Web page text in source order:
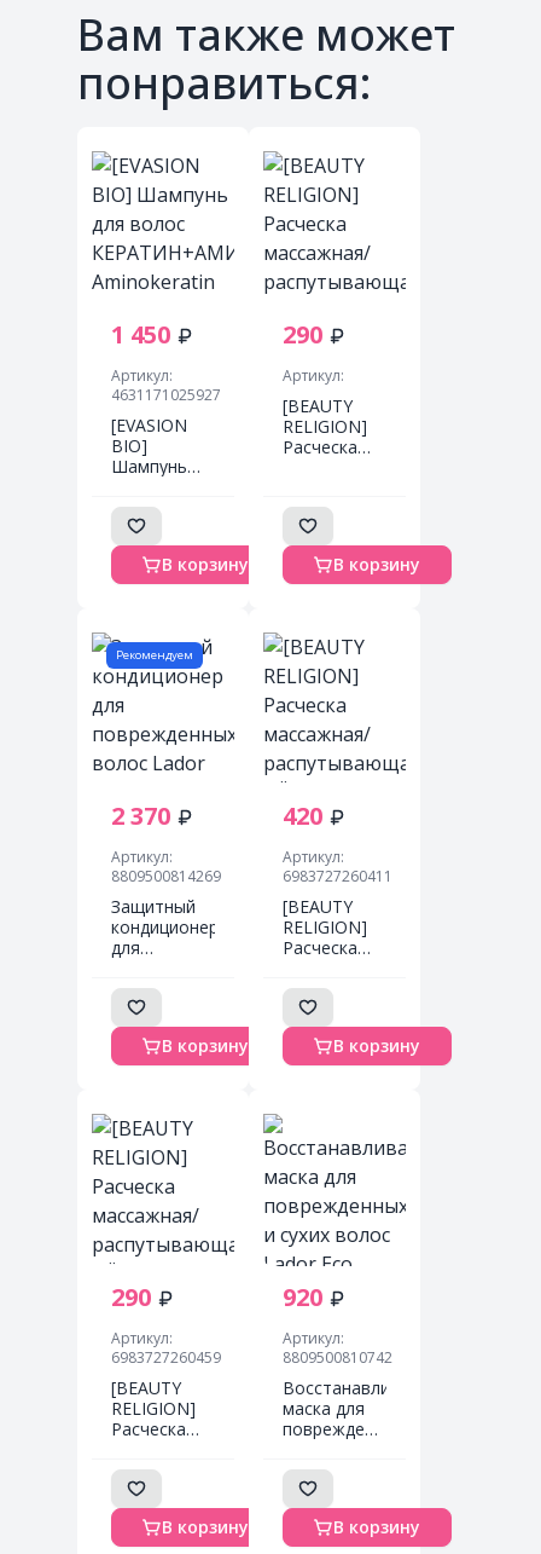
Вам также может
понравиться:
1 450
Артикул:
4631171025927
[EVASION
BIO]
Шампунь
КЕРАТИН+АМИНОКИСЛОТЫ
Aminokeratin
Damaged
Shampoo,
В корзину
290
Артикул:
[BEAUTY
RELIGION]
Расческа
ФИОЛЕТОВАЯ
мини
формат
Massage
Brush mini
В корзину
Рекомендуем
2 370
Артикул:
8809500814269
Защитный
кондиционер
для
волос Lador
Damage
Protector
Conditioner
В корзину
420
Артикул:
6983727260411
[BEAUTY
RELIGION]
Расческа
распутывающая
ЧЁРНАЯ
Massage
Brush black,
1 шт
В корзину
290
Артикул:
6983727260459
[BEAUTY
RELIGION]
Расческа
распутывающая
ЧЁРНАЯ
мини
форматВ корзину
920
Артикул:
8809500810742
Восстанавливающая
маска для
поврежденных
волос Lador
Eco Hydro
LPP
Treatment,В корзину